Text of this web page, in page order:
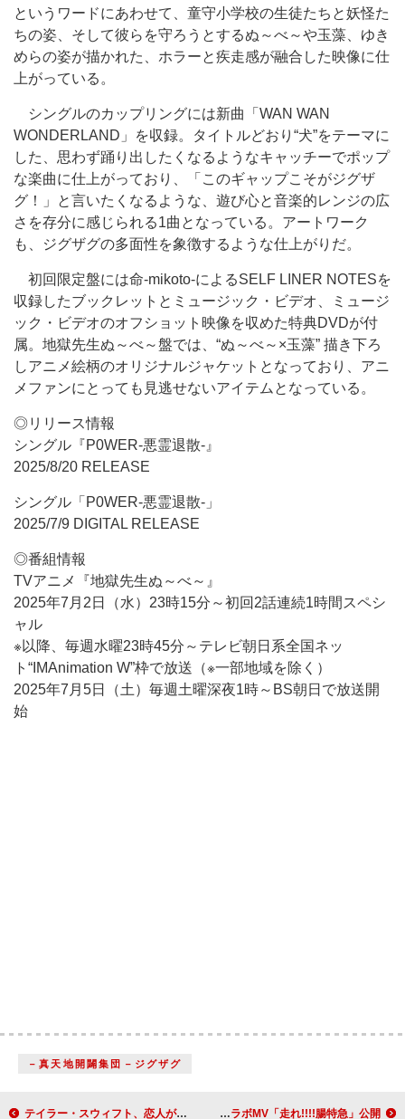
というワードにあわせて、童守小学校の生徒たちと妖怪た
ちの姿、そして彼らを守ろうとするぬ～べ～や玉藻、ゆき
めらの姿が描かれた、ホラーと疾走感が融合した映像に仕
上がっている。
シングルのカップリングには新曲「WAN WAN
WONDERLAND」を収録。タイトルどおり“犬”をテーマに
した、思わず踊り出したくなるようなキャッチーでポップ
な楽曲に仕上がっており、「このギャップこそがジグザ
グ！」と言いたくなるような、遊び心と音楽的レンジの広
さを存分に感じられる1曲となっている。アートワーク
も、ジグザグの多面性を象徴するような仕上がりだ。
初回限定盤には命-mikoto-によるSELF LINER NOTESを
収録したブックレットとミュージック・ビデオ、ミュージ
ック・ビデオのオフショット映像を収めた特典DVDが付
属。地獄先生ぬ～べ～盤では、“ぬ～べ～×玉藻” 描き下ろ
しアニメ絵柄のオリジナルジャケットとなっており、アニ
メファンにとっても見逃せないアイテムとなっている。
◎リリース情報
シングル『P0WER-悪霊退散-』
2025/8/20 RELEASE
シングル「P0WER-悪霊退散-」
2025/7/9 DIGITAL RELEASE
◎番組情報
TVアニメ『地獄先生ぬ～べ～』
2025年7月2日（水）23時15分～初回2話連続1時間スペシ
ャル
※以降、毎週水曜23時45分～テレビ朝日系全国ネッ
ト“IMAnimation W”枠で放送（※一部地域を除く）
2025年7月5日（土）毎週土曜深夜1時～BS朝日で放送開
始
－真天地開闢集団－ジグザグ
テイラー・スウィフト、恋人が主催するフットボールのイベントで「Shake It Off」をサプライズでパフォーマンス 超特急×ミツカン「Fibee」、スペシャルコラボMV「走れ!!!!腸特急」公開